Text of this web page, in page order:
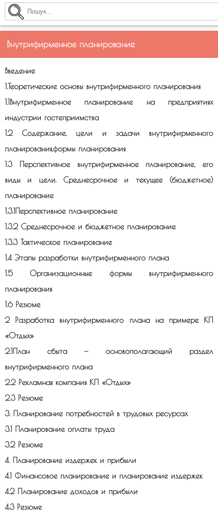
Внутрифирменное планирование
Введение
1.Теоретические основы внутрифирменного планирования
1.1Внутрифирменное планирование на предприятиях
индустрии гостеприимства
1.2 Содержание, цели и задачи внутрифирменного
планирования,формы планирования
1.3 Перспективное внутрифирменное планирование, его
виды и цели. Среднесрочное и текущее (бюджетное)
планирование
1.3.1Перспективное планирование
1.3.2 Среднесрочное и бюджетное планирование
1.3.3 Тактическое планирование
1.4 Этапы разработки внутрифирменного плана
1.5 Организационные формы внутрифирменного
планирования
1.6 Резюме
2 Разработка внутрифирменного плана на примере КП
«Отдых»
2.1План сбыта — основополагающий раздел
внутрифирменного плана
2.2 Рекламная компания КП «Отдых»
2.3 Резюме
3. Планирование потребностей в трудовых ресурсах
3.1 Планирование оплаты труда
3.2 Резюме
4. Планирование издержек и прибыли
4.1 Финансовое планирование и планирование издержек
4.2 Планирование доходов и прибыли
4.3 Резюме